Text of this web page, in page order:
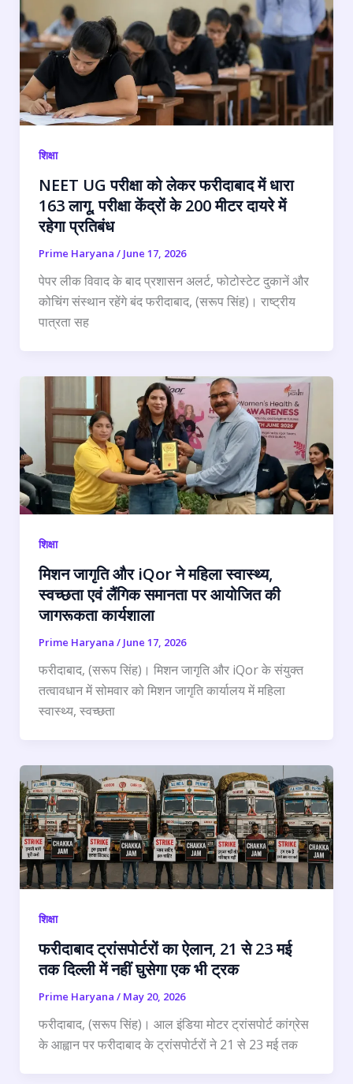
शिक्षा
NEET UG परीक्षा को लेकर फरीदाबाद में धारा
163 लागू, परीक्षा केंद्रों के 200 मीटर दायरे में
रहेगा प्रतिबंध
Prime Haryana / June 17, 2026
पेपर लीक विवाद के बाद प्रशासन अलर्ट, फोटोस्टेट दुकानें और
कोचिंग संस्थान रहेंगे बंद फरीदाबाद, (सरूप सिंह)। राष्ट्रीय
पात्रता सह
शिक्षा
मिशन जागृति और iQor ने महिला स्वास्थ्य,
स्वच्छता एवं लैंगिक समानता पर आयोजित की
जागरूकता कार्यशाला
Prime Haryana / June 17, 2026
फरीदाबाद, (सरूप सिंह)। मिशन जागृति और iQor के संयुक्त
तत्वावधान में सोमवार को मिशन जागृति कार्यालय में महिला
स्वास्थ्य, स्वच्छता
शिक्षा
फरीदाबाद ट्रांसपोर्टरों का ऐलान, 21 से 23 मई
तक दिल्ली में नहीं घुसेगा एक भी ट्रक
Prime Haryana / May 20, 2026
फरीदाबाद, (सरूप सिंह)। आल इंडिया मोटर ट्रांसपोर्ट कांग्रेस
के आह्वान पर फरीदाबाद के ट्रांसपोर्टरों ने 21 से 23 मई तक